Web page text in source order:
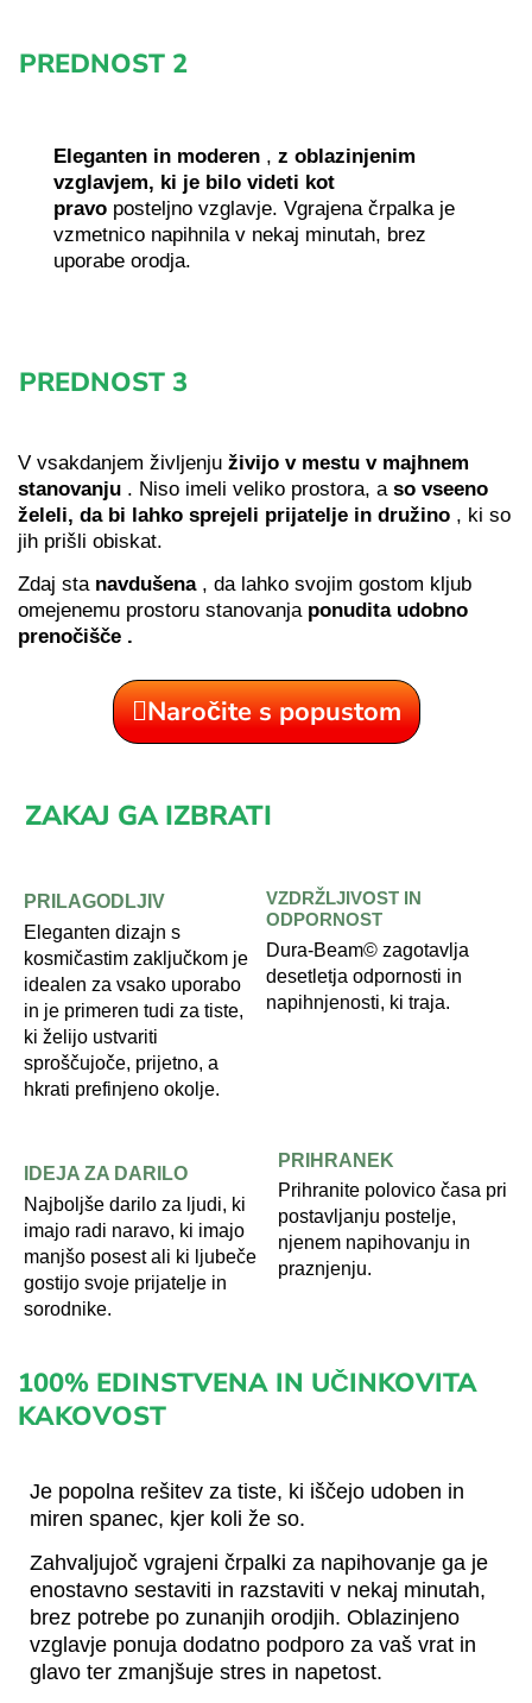
PREDNOST 2
Eleganten in moderen , z oblazinjenim
vzglavjem, ki je bilo videti kot
pravo posteljno vzglavje. Vgrajena črpalka je
vzmetnico napihnila v nekaj minutah, brez
uporabe orodja.
PREDNOST 3
V vsakdanjem življenju živijo v mestu v majhnem
stanovanju . Niso imeli veliko prostora, a so vseeno
želeli, da bi lahko sprejeli prijatelje in družino , ki so
jih prišli obiskat.
Zdaj sta navdušena, da lahko svojim gostom kljub
omejenemu prostoru stanovanja ponudita udobno
prenočišče .
Naročite s popustom
ZAKAJ GA IZBRATI
PRILAGODLJIV
Eleganten dizajn s
kosmičastim zaključkom je
idealen za vsako uporabo
in je primeren tudi za tiste,
ki želijo ustvariti
sproščujoče, prijetno, a
hkrati prefinjeno okolje.
VZDRŽLJIVOST IN
ODPORNOST
Dura-Beam© zagotavlja
desetletja odpornosti in
napihnjenosti, ki traja.
IDEJA ZA DARILO
Najboljše darilo za ljudi, ki
imajo radi naravo, ki imajo
manjšo posest ali ki ljubeče
gostijo svoje prijatelje in
sorodnike.
PRIHRANEK
Prihranite polovico časa pri
postavljanju postelje,
njenem napihovanju in
praznjenju.
100% EDINSTVENA IN UČINKOVITA
KAKOVOST
Je popolna rešitev za tiste, ki iščejo udoben in
miren spanec, kjer koli že so.
Zahvaljujoč vgrajeni črpalki za napihovanje ga je
enostavno sestaviti in razstaviti v nekaj minutah,
brez potrebe po zunanjih orodjih. Oblazinjeno
vzglavje ponuja dodatno podporo za vaš vrat in
glavo ter zmanjšuje stres in napetost.